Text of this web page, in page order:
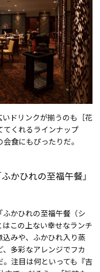
ドリンクが揃うのも［花
てくれるラインナップ
食にもぴったりだ。
かひれの至福午餐」
かひれの至福午餐（シ
この上ない幸せなランチ
みや、ふかひれ入り蒸
多彩なアレンジでフカ
注目は何といっても『吉